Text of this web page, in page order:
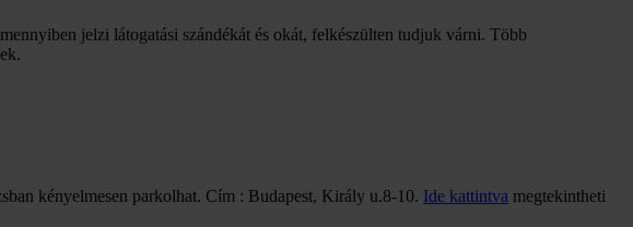
jelzi látogatási szándékát és okát, felkészülten tudjuk várni. Több
kényelmesen parkolhat. Cím : Budapest, Király u.8-10. Ide kattintva megtekintheti